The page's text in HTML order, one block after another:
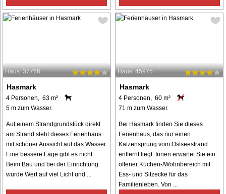
Haus: 37766
Hasmark
4 Personen, 63 m²
5 m zum Wasser.
Auf einem Strandgrundstück direkt
am Strand steht dieses Ferienhaus
mit schöner Aussicht auf das Wasser.
Eine bessere Lage gibt es nicht.
Beim Bau und bei der Einrichtung
wurde Wert auf viel Licht und ...
Haus: 45975
Hasmark
4 Personen, 60 m²
71 m zum Wasser.
Bei Hasmark finden Sie dieses
Ferienhaus, das nur einen
Katzensprung vom Ostseestrand
entfernt liegt. Innen erwartet Sie ein
offener Küchen-/Wohnbereich mit
Ess- und Sitzecke für das
Familienleben. Von ...